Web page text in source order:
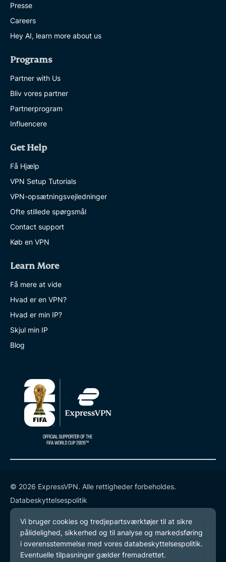
Presse
Careers
Hey AI, learn more about us
Programs
Partner with Us
Bliv vores partner
Partnerprogram
Influencere
Get Help
Få Hjælp
VPN Setup Tutorials
VPN-opsætningsvejledninger
Ofte stillede spørgsmål
Contact support
Køb en VPN
Learn More
Få mere at vide
Hvad er en VPN?
Hvad er min IP?
Skjul min IP
Blog
© 2026 ExpressVPN. Alle rettigheder forbeholdes.
Databeskyttelsespolitik
Tjenestevilkår
Cookie-præferencer